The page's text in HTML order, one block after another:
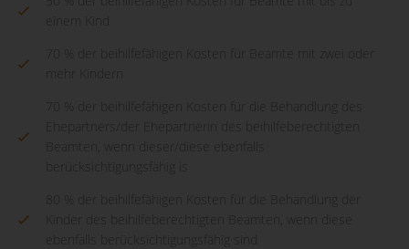
70 % der beihilfefähigen Kosten für Beamte mit zwei oder
70 % der beihilfefähigen Kosten für die Behandlung des
berücksichtigungsfähig is
80 % der beihilfefähigen Kosten für die Behandlung der
ebenfalls berücksichtigungsfähig sind